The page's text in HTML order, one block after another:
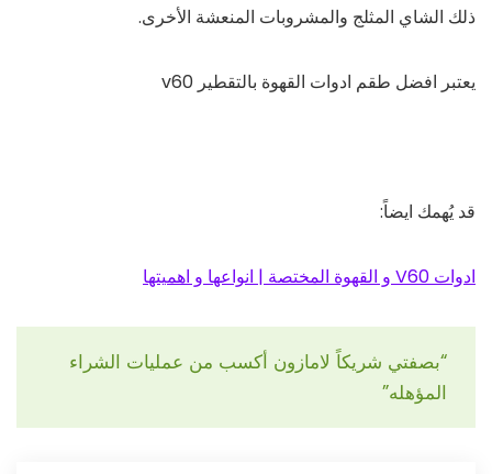
ذلك الشاي المثلج والمشروبات المنعشة الأخرى.
يعتبر افضل طقم ادوات القهوة بالتقطير v60
قد يُهمك ايضاً:
ادوات V60 و القهوة المختصة | انواعها و اهميتها
“بصفتي شريكاً لامازون أكسب من عمليات الشراء
المؤهله”